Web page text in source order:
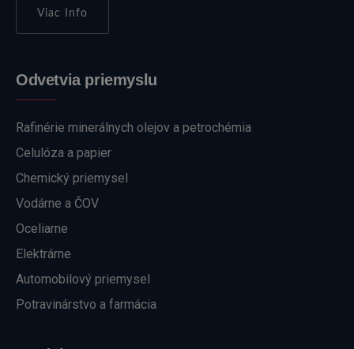
Viac Info
Odvetvia priemyslu
Rafinérie minerálnych olejov a petrochémia
Celulóza a papier
Chemický priemysel
Vodárne a ČOV
Oceliarne
Elektrárne
Automobilový priemysel
Potravinárstvo a farmácia